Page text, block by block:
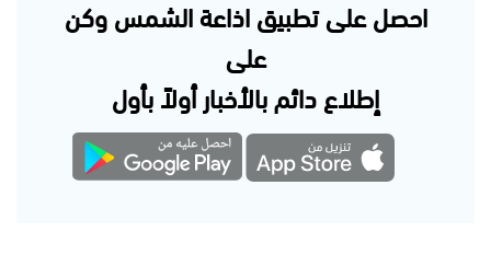
احصل على تطبيق اذاعة الشمس وكن
على
إطلاع دائم بالأخبار أولاً بأول